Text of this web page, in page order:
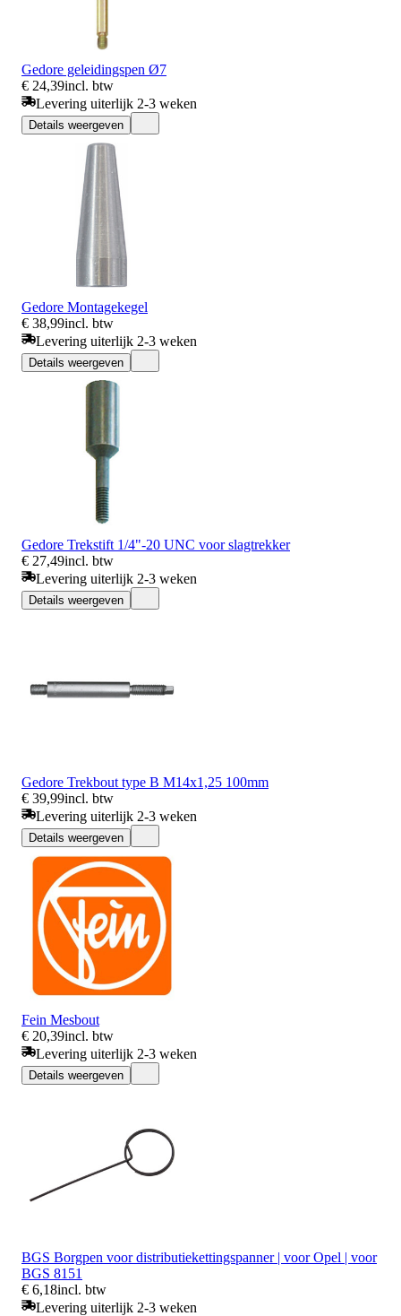
Gedore geleidingspen Ø7
€ 24,39incl. btw
Levering uiterlijk 2-3 weken
Details weergeven
Gedore Montagekegel
€ 38,99incl. btw
Levering uiterlijk 2-3 weken
Details weergeven
Gedore Trekstift 1/4"-20 UNC voor slagtrekker
€ 27,49incl. btw
Levering uiterlijk 2-3 weken
Details weergeven
Gedore Trekbout type B M14x1,25 100mm
€ 39,99incl. btw
Levering uiterlijk 2-3 weken
Details weergeven
Fein Mesbout
€ 20,39incl. btw
Levering uiterlijk 2-3 weken
Details weergeven
BGS Borgpen voor distributiekettingspanner | voor Opel | voor
BGS 8151
€ 6,18incl. btw
Levering uiterlijk 2-3 weken